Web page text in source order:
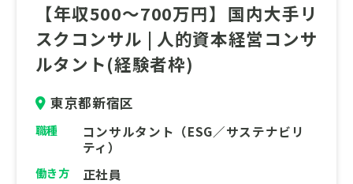
【年収500～700万円】国内大手リ
スクコンサル | 人的資本経営コンサ
ルタント(経験者枠)
東京都新宿区
職種
コンサルタント（ESG／サステナビリ
ティ）
働き方 正社員